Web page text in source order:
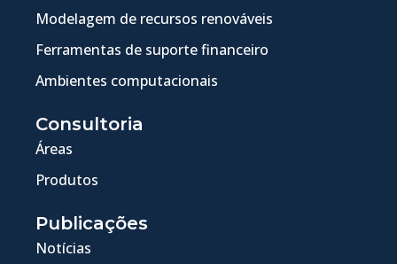
Modelagem de recursos renováveis
Ferramentas de suporte financeiro
Ambientes computacionais
Consultoria
Áreas
Produtos
Publicações
Notícias